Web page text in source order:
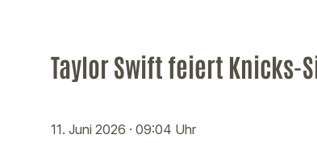
Taylor Swift feiert Knicks-
11. Juni 2026 · 09:04 Uhr